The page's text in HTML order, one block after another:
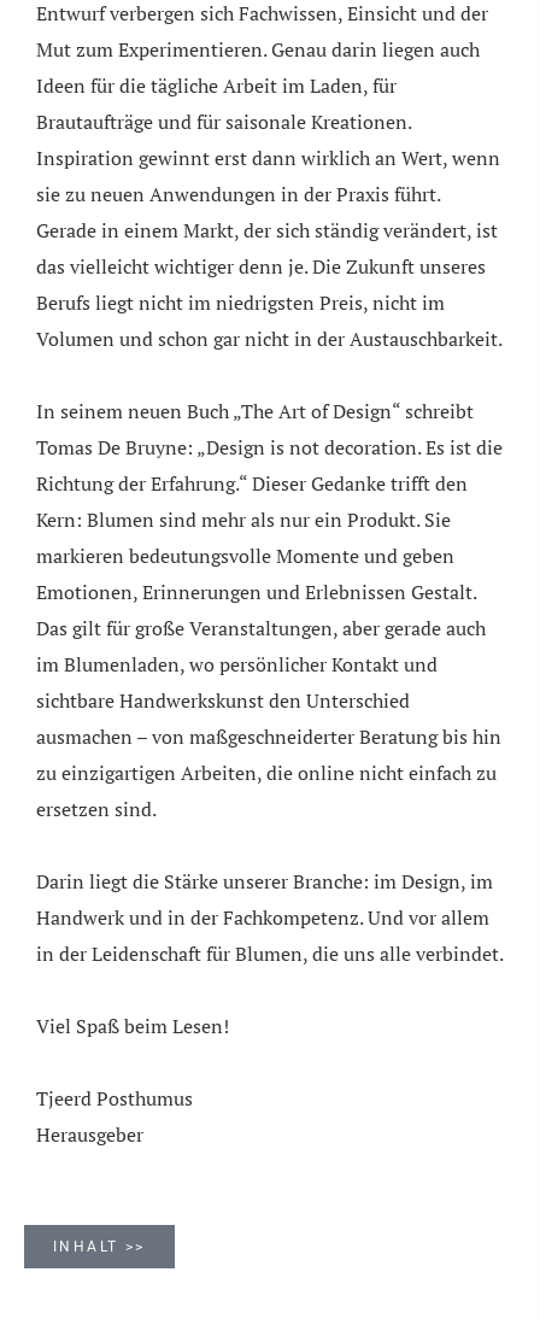
Entwurf verbergen sich Fachwissen, Einsicht und der
Mut zum Experimentieren. Genau darin liegen auch
Ideen für die tägliche Arbeit im Laden, für
Brautaufträge und für saisonale Kreationen.
Inspiration gewinnt erst dann wirklich an Wert, wenn
sie zu neuen Anwendungen in der Praxis führt.
Gerade in einem Markt, der sich ständig verändert, ist
das vielleicht wichtiger denn je. Die Zukunft unseres
Berufs liegt nicht im niedrigsten Preis, nicht im
Volumen und schon gar nicht in der Austauschbarkeit.
In seinem neuen Buch „The Art of Design“ schreibt
Tomas De Bruyne: „Design is not decoration. Es ist die
Richtung der Erfahrung.“ Dieser Gedanke trifft den
Kern: Blumen sind mehr als nur ein Produkt. Sie
markieren bedeutungsvolle Momente und geben
Emotionen, Erinnerungen und Erlebnissen Gestalt.
Das gilt für große Veranstaltungen, aber gerade auch
im Blumenladen, wo persönlicher Kontakt und
sichtbare Handwerkskunst den Unterschied
ausmachen – von maßgeschneiderter Beratung bis hin
zu einzigartigen Arbeiten, die online nicht einfach zu
ersetzen sind.
Darin liegt die Stärke unserer Branche: im Design, im
Handwerk und in der Fachkompetenz. Und vor allem
in der Leidenschaft für Blumen, die uns alle verbindet.
Viel Spaß beim Lesen!
Tjeerd Posthumus
Herausgeber
INHALT >>